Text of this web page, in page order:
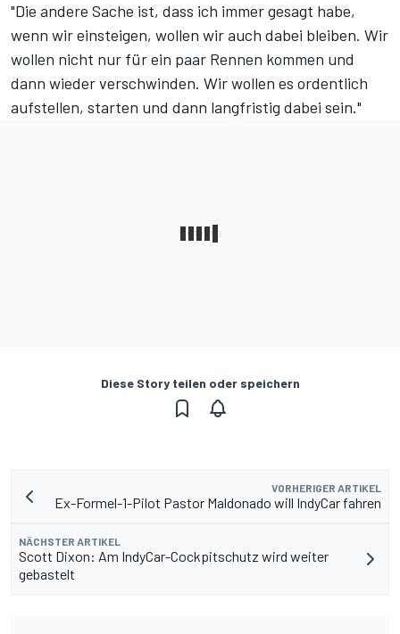
"Die andere Sache ist, dass ich immer gesagt habe,
wenn wir einsteigen, wollen wir auch dabei bleiben. Wir
wollen nicht nur für ein paar Rennen kommen und
dann wieder verschwinden. Wir wollen es ordentlich
aufstellen, starten und dann langfristig dabei sein."
Diese Story teilen oder speichern
VORHERIGER ARTIKEL
Ex-Formel-1-Pilot Pastor Maldonado will IndyCar fahren
NÄCHSTER ARTIKEL
Scott Dixon: Am IndyCar-Cockpitschutz wird weiter
gebastelt